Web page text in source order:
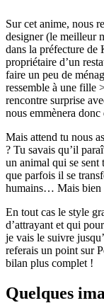
Sur cet anime, nous
designer (le meilleur
dans la préfecture de
propriétaire d’un
faire un peu de
ressemble à une fille
rencontre surprise
nous emmènera
Mais attend tu nous
? Tu savais qu’il
un animal qui se
que parfois il se
humains… Mais bien
En tout cas le style
d’attrayant et qui
je vais le suivre
referais un point sur
bilan plus complet !
Quelques